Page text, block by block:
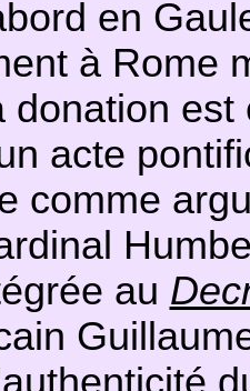
en
à Rome
donation
acte
comme
au